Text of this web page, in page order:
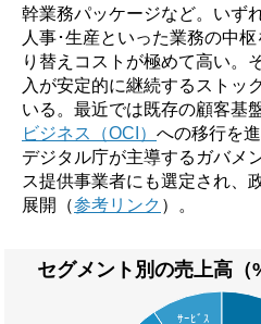
幹業務パッケージなど。いず
人事･生産といった業務の中
り替えコストが極めて高い。
入が安定的に継続するストッ
いる。最近では既存の顧客基
ビジネス（OCI） への移行を
デジタル庁が主導するガバメ
ス提供事業者にも選定され、
展開（参考リンク ）。
セグメント別の売上高（
ｻｰﾋﾞｽ